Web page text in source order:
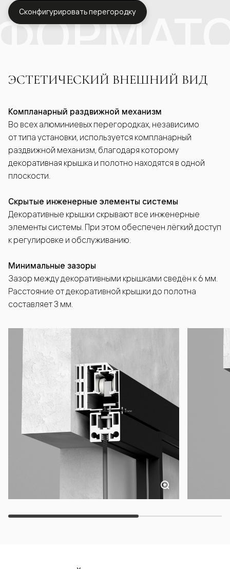
Сконфигурировать перегородку
ЭСТЕТИЧЕСКИЙ ВНЕШНИЙ ВИД
Компланарный раздвижной механизм
Во всех алюминиевых перегородках, независимо
от типа установки, используется компланарный
раздвижной механизм, благодаря которому
декоративная крышка и полотно находятся в одной
плоскости.
Скрытые инженерные элементы системы
Декоративные крышки скрывают все инженерные
элементы системы. При этом обеспечен лёгкий доступ
к регулировке и обслуживанию.
Минимальные зазоры
Зазор между декоративными крышками сведён к 6 мм.
Расстояние от декоративной крышки до полотна
составляет 3 мм.